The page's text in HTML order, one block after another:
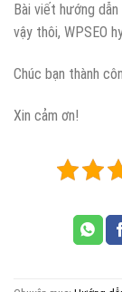
Bài viết hướng
vậy thôi, WPSEO
Chúc bạn thành
Xin cảm ơn!